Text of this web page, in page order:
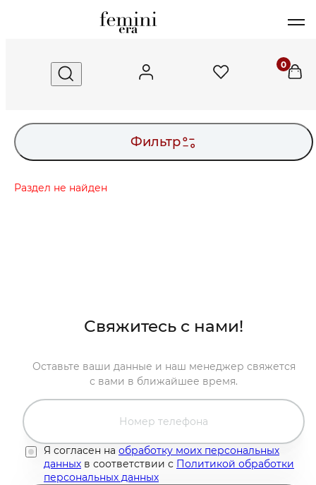
0
FeminiEra
Фильтр
Раздел не найден
Свяжитесь с нами!
Оставьте ваши данные и наш менеджер свяжется
с вами в ближайшее время.
Я согласен на обработку моих персональных
данных в соответствии с Политикой обработки
персональных данных